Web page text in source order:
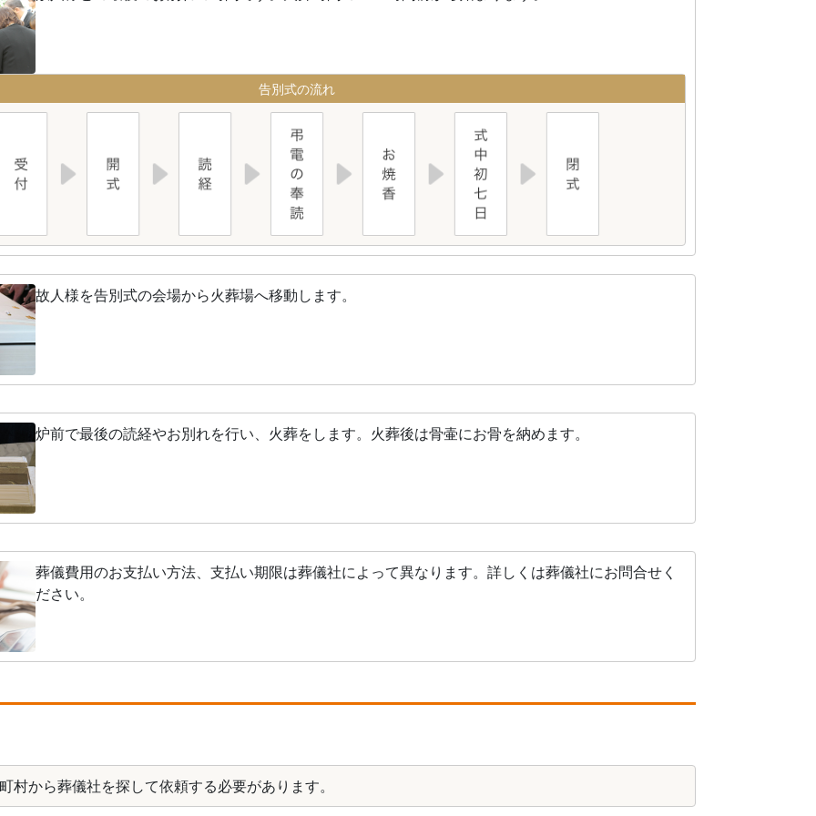
告別式の流れ
故人様を告別式の会場から火葬場へ移動します。
炉前で最後の読経やお別れを行い、火葬をします。火葬後は骨壷にお骨を納めます。
葬儀費用のお支払い方法、支払い期限は葬儀社によって異なります。詳しくは葬儀社にお問合せく
ださい。
から葬儀社を探して依頼する必要があります。